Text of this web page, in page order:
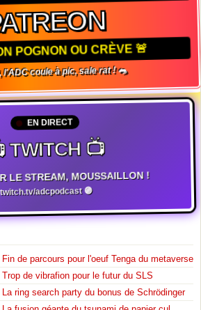
POGNON OU CRÈVE 🚨
l'ADC coule à pic, sale rat ! 🐀
EN DIRECT
TWITCH 📺
LE STREAM, MOUSSAILLON !
twitch.tv/adcpodcast 🟣
de parcours pour l'oeuf Tenga du metaverse
de vibrafion pour le futur du SLS
ring search party du bonus de Schrödinger